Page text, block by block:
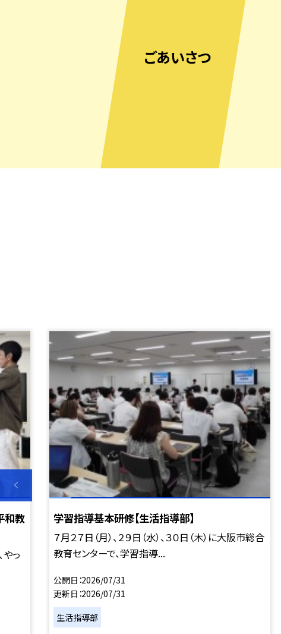
ごあいさつ
和教
やっ
学習指導基本研修【生活指導部】
７月２７日（月）、２９日（水）、３０日（木）に大阪市総合
教育センターで、学習指導...
公開日 2026/07/31
更新日 2026/07/31
生活指導部